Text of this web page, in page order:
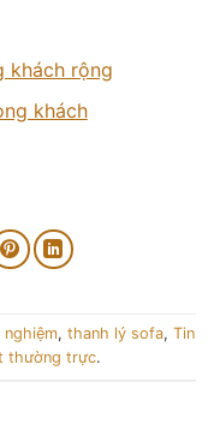
khách rộng
khách
nghiệm, thanh lý sofa, Tin
thường trực.